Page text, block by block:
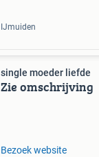
IJmuiden
single moeder liefde
Zie omschrijving
Bezoek website